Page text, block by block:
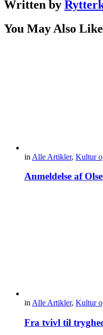
Written by
You May Also Like
in Alle Artikler, Kultur
Anmeldelse af
in Alle Artikler, Kultur
Fra tvivl til